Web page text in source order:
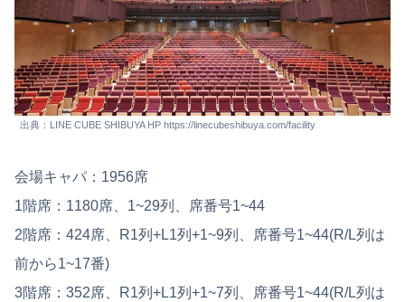
出典：LINE CUBE SHIBUYA HP https://linecubeshibuya.com/facility
会場キャパ：1956席
1階席：1180席、1~29列、席番号1~44
2階席：424席、R1列+L1列+1~9列、席番号1~44(R/L列は
前から1~17番)
3階席：352席、R1列+L1列+1~7列、席番号1~44(R/L列は